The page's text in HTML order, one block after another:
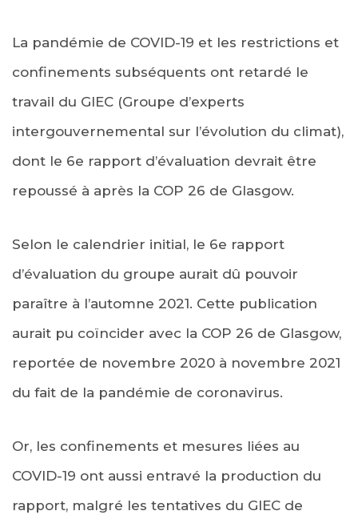
La pandémie de COVID-19 et les restrictions et
confinements subséquents ont retardé le
travail du GIEC (Groupe d’experts
intergouvernemental sur l’évolution du climat),
dont le 6e rapport d’évaluation devrait être
repoussé à après la COP 26 de Glasgow.
Selon le calendrier initial, le 6e rapport
d’évaluation du groupe aurait dû pouvoir
paraître à l’automne 2021. Cette publication
aurait pu coïncider avec la COP 26 de Glasgow,
reportée de novembre 2020 à novembre 2021
du fait de la pandémie de coronavirus.
Or, les confinements et mesures liées au
COVID-19 ont aussi entravé la production du
rapport, malgré les tentatives du GIEC de